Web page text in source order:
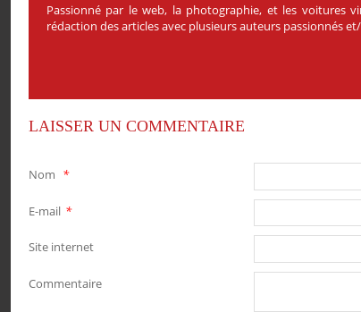
Passionné par le web, la photographie, et les voitures
rédaction des articles avec plusieurs auteurs passionnés
LAISSER UN COMMENTAIRE
Nom *
E-mail *
Site internet
Commentaire